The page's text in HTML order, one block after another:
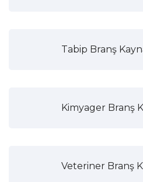
Tabip Branş
Kimyager Branş
Veteriner Branş